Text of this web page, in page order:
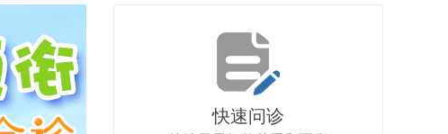
快速问诊